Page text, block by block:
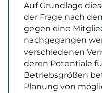
Auf Grundlage
der Frage nach
gegen eine
nachgegangen
verschiedenen
deren Potentiale
Betriebsgrößen
Planung von